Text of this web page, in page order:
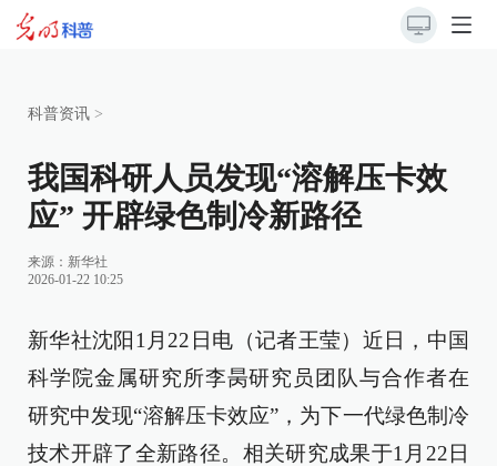
科普资讯 >
我国科研人员发现“溶解压卡效
应” 开辟绿色制冷新路径
来源：新华社
2026-01-22 10:25
新华社沈阳1月22日电（记者王莹）近日，中国
科学院金属研究所李昺研究员团队与合作者在
研究中发现“溶解压卡效应”，为下一代绿色制冷
技术开辟了全新路径。相关研究成果于1月22日